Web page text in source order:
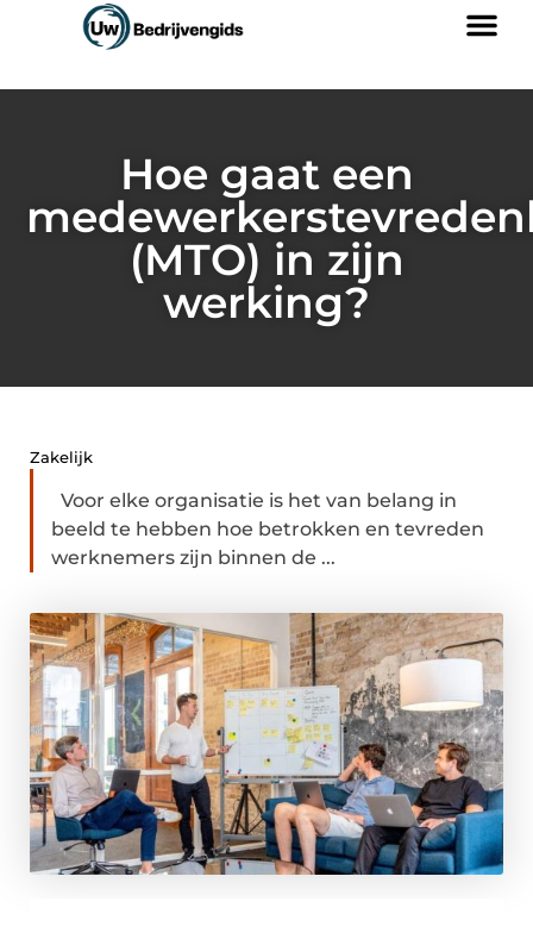
Hoe gaat een
(MTO) in zijn
werking?
Zakelijk
Voor elke organisatie is het van belang in
beeld te hebben hoe betrokken en tevreden
werknemers zijn binnen de ...